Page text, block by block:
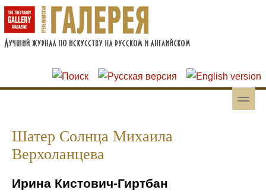
Перейти к основному содержанию
Skip to search
toggle
Шатер Солнца Михаила
Верхоланцева
Ирина Кистович-Гиртбан